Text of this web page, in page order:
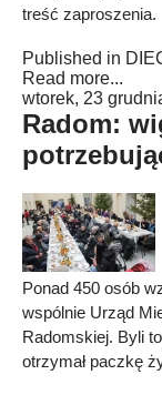
treść zaproszenia.
Published in
Read more...
wtorek, 23
Radom:
Ponad 450 osób
wspólnie Urząd
Radomskiej. Byli
otrzymał paczkę